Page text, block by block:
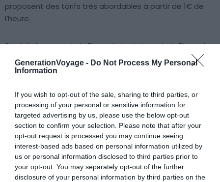
GenerationVoyage - Do Not Process My Personal
Information
If you wish to opt-out of the sale, sharing to third parties, or
processing of your personal or sensitive information for
targeted advertising by us, please use the below opt-out
section to confirm your selection. Please note that after your
opt-out request is processed you may continue seeing
interest-based ads based on personal information utilized by
us or personal information disclosed to third parties prior to
your opt-out. You may separately opt-out of the further
disclosure of your personal information by third parties on the
proposent des tarifs très abordables à partir de 1€ de
l’heure.
Situé à deux pas de la Plaza de los Lobos, de la Plaza de
la Trinidad et seulement à 8 minutes à pied de la
cathédrale se trouve le parking
AUSSA Hermanos
tout comme leParking Socratès, un parking pas cher à
Grenade idéalement situé dans le centre ville, qui
propose une journée de stationnement à 11€.